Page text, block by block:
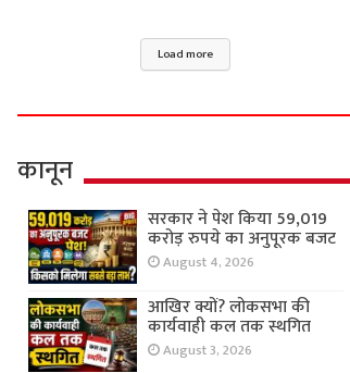
Load more
कानून
सरकार ने पेश किया 59,019
करोड़ रुपये का अनुपूरक बजट
August 4, 2026
आखिर क्यों? लोकसभा की
कार्यवाही कल तक स्थगित
August 3, 2026